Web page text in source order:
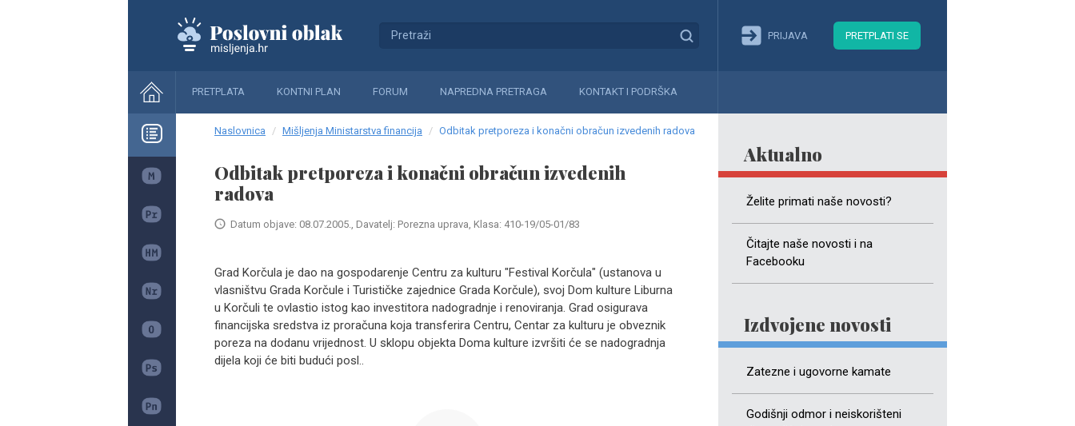
PRIJAVA PRETPLATI SE
PRETPLATA KONTNI PLAN FORUM NAPREDNA PRETRAGA KONTAKT I PODRŠKA
Aktualno
Želite primati naše novosti?
Čitajte naše novosti i na
Facebooku
Izdvojene novosti
Zatezne i ugovorne kamate
Godišnji odmor i neiskorišteni
Naslovnica Mišljenja Ministarstva financija Odbitak pretporeza i konačni obračun izvedenih radova
Odbitak pretporeza i konačni obračun izvedenih
radova
Datum objave: 08.07.2005., Davatelj: Porezna uprava, Klasa: 410-19/05-01/83
Grad Korčula je dao na gospodarenje Centru za kulturu "Festival Korčula" (ustanova u
vlasništvu Grada Korčule i Turističke zajednice Grada Korčule), svoj Dom kulture Liburna
u Korčuli te ovlastio istog kao investitora nadogradnje i renoviranja. Grad osigurava
financijska sredstva iz proračuna koja transferira Centru, Centar za kulturu je obveznik
poreza na dodanu vrijednost. U sklopu objekta Doma kulture izvršiti će se nadogradnja
dijela koji će biti budući posl..